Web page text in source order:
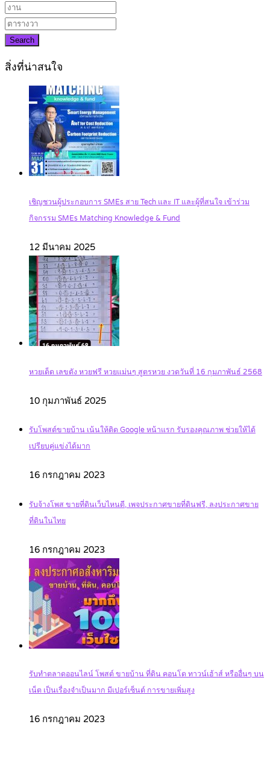
Search
สิ่งที่น่าสนใจ
เชิญชวนผู้ประกอบการ SMEs สาย Tech และ IT และผู้ที่สนใจ เข้าร่วม
กิจกรรม SMEs Matching Knowledge & Fund
12 มีนาคม 2025
หวยเด็ด เลขดัง หวยฟรี หวยแม่นๆ สูตรหวย งวดวันที่ 16 กุมภาพันธ์ 2568
10 กุมภาพันธ์ 2025
รับโพสต์ขายบ้าน เน้นให้ติด Google หน้าแรก รับรองคุณภาพ ช่วยให้ได้
เปรียบคู่แข่งได้มาก
16 กรกฎาคม 2023
รับจ้างโพส ขายที่ดินเว็บไหนดี, เพจประกาศขายที่ดินฟรี, ลงประกาศขาย
ที่ดินในไทย
16 กรกฎาคม 2023
รับทำตลาดออนไลน์ โพสต์ ขายบ้าน ที่ดิน คอนโด ทาวน์เฮ้าส์ หรืออื่นๆ บน
เน็ต เป็นเรื่องจำเป็นมาก มีเปอร์เซ็นต์ การขายเพิ่มสูง
16 กรกฎาคม 2023